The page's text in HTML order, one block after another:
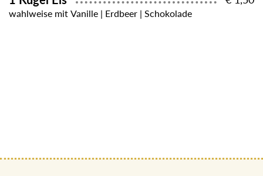
wahlweise mit Vanille | Erdbeer | Schokolade